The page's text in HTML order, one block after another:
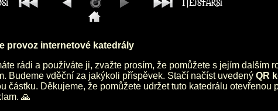
provoz internetové katedrály
rádi a používáte ji, zvažte prosím, že pomůžete s jejím dalším
Budeme vděční za jakýkoli příspěvek. Stačí načíst uvedený QR
částku. Děkujeme, že pomůžete udržet tuto katedrálu otevřenou
🙏